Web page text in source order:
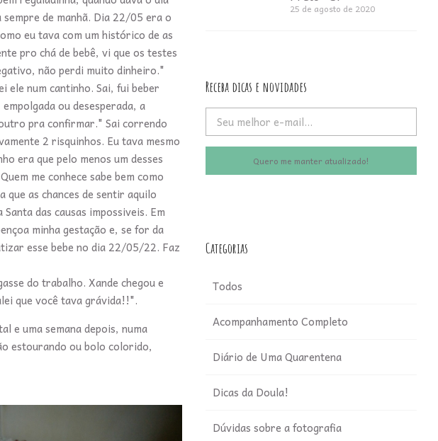
de manhã. Dia 22/05 era o
eu tava com um histórico de as
pro chá de bebê, vi que os testes
não perdi muito dinheiro."
ele num cantinho. Sai, fui beber
ou desesperada, a
pra confirmar." Sai correndo
2 risquinhos. Eu tava mesmo
era que pelo menos um desses
me conhece sabe bem como
as chances de sentir aquilo
das causas impossiveis. Em
minha gestação e, se for da
esse bebe no dia 22/05/22. Faz
do trabalho. Xande chegou e
que você tava grávida!!".
e uma semana depois, numa
estourando ou bolo colorido,
25 de agosto de 2020
Receba dicas e novidades
Quero me manter atualizado!
Categorias
Todos
Acompanhamento Completo
Diário de Uma Quarentena
Dicas da Doula!
Dúvidas sobre a fotografia